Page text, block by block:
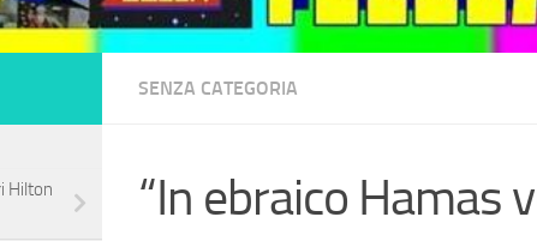
SENZA CATEGORIA
“In ebraico Hamas
Hilton